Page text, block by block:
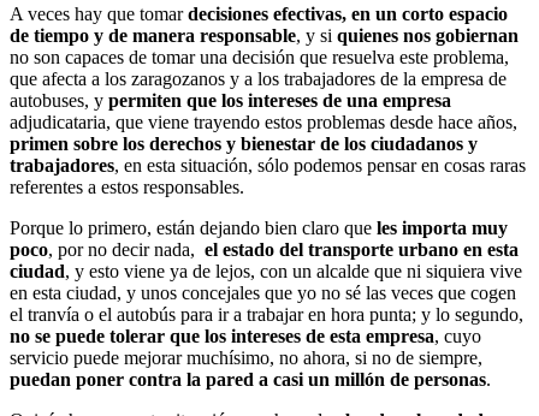
A veces hay que tomardecisiones efectivas, en un corto espacio
de tiempo y de manera responsable, y si quienes nos gobiernan
no son capaces de tomar una decisión que resuelva este problema,
que afecta a los zaragozanos y a los trabajadores de la empresa de
autobuses, y permiten que los intereses de una empresa
adjudicataria, que viene trayendo estos problemas desde hace años,
primen sobre los derechos y bienestar de los ciudadanos y
trabajadores, en esta situación, sólo podemos pensar en cosas raras
referentes a estos responsables.
Porque lo primero, están dejando bien claro que les importa muy
poco, por no decir nada, el estado del transporte urbano en esta
ciudad, y esto viene ya de lejos, con un alcalde que ni siquiera vive
en esta ciudad, y unos concejales que yo no sé las veces que cogen
el tranvía o el autobús para ir a trabajar en hora punta; y lo segundo,
no se puede tolerar que los intereses de esta empresa, cuyo
servicio puede mejorar muchísimo, no ahora, si no de siempre,
puedan poner contra la pared a casi un millón de personas.